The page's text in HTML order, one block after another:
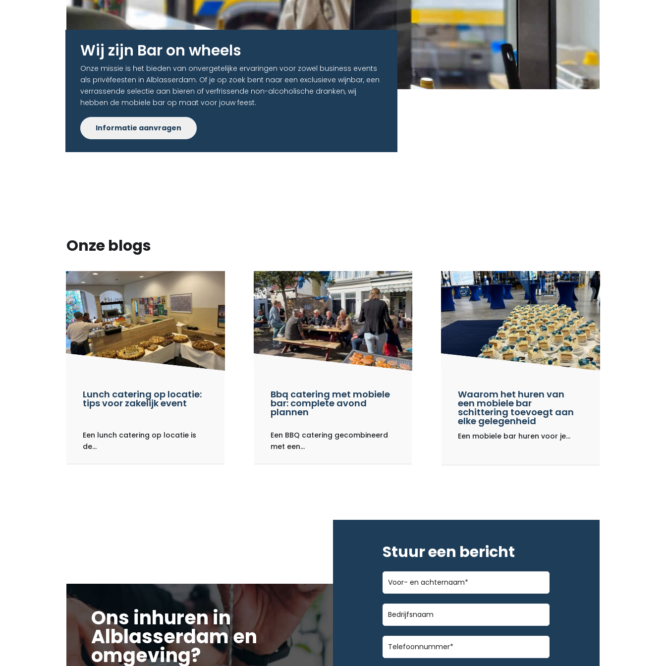
Wij zijn Bar on wheels
Onze missie is het bieden van onvergetelijke ervaringen voor zowel business events
als privéfeesten in Alblasserdam. Of je op zoek bent naar een exclusieve wijnbar, een
verrassende selectie aan bieren of verfrissende non-alcoholische dranken, wij
hebben de mobiele bar op maat voor jouw feest.
Informatie aanvragen
Onze blogs
Lunch catering op locatie:
tips voor zakelijk event
Een lunch catering op locatie is
de...
Bbq catering met mobiele
bar: complete avond
plannen
Een BBQ catering gecombineerd
met een...
Waarom het huren van
een mobiele bar
schittering toevoegt aan
elke gelegenheid
Een mobiele bar huren voor je...
Ons inhuren in
Alblasserdam en
omgeving?
Stuur een bericht
Voor-
en
achternaam*
Bedrijfsnaam
Telefoonnummer*